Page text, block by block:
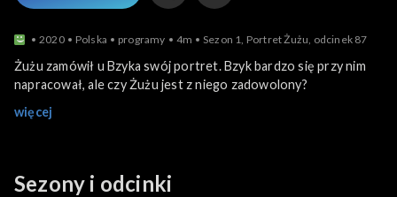
2020 Polska programy 4m Sezon 1, Portret Żużu, odcinek 87
Żużu zamówił u Bzyka swój portret. Bzyk bardzo się przy nim
napracował, ale czy Żużu jest z niego zadowolony?
więcej
Sezony i odcinki